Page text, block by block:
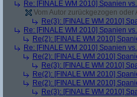
Re: [FINALE WM 2010] Spanien
Vom Autor zurückgezogen
Re(3): [FINALE WM 2010]
Re: [FINALE WM 2010] Spanien
Re(2): [FINALE WM 2010]
Re: [FINALE WM 2010] Spanien
Re(2): [FINALE WM 2010]
Re(3): [FINALE WM 2010]
Re(2): [FINALE WM 2010]
Re(2): [FINALE WM 2010]
Re(3): [FINALE WM 2010]